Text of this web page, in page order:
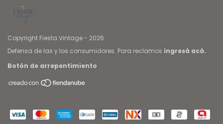
Copyright Fiesta Vintage - 2026
Defensa de las y los consumidores. Para reclamos ingresá acá.
Botón de arrepentimiento